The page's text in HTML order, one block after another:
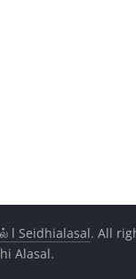
l Seidhialasal. All
Alasal.